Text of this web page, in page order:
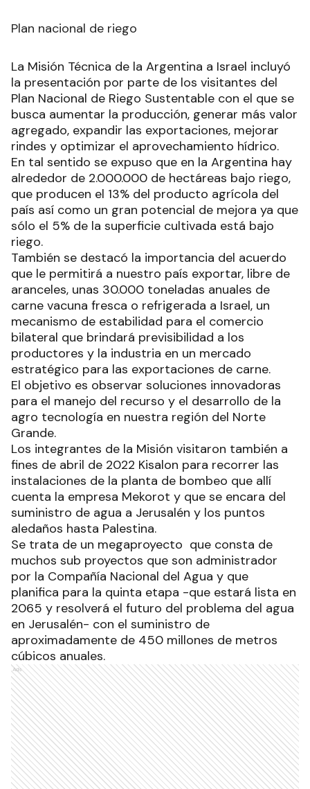
Plan nacional de riego
La Misión Técnica de la Argentina a Israel incluyó
la presentación por parte de los visitantes del
Plan Nacional de Riego Sustentable con el que se
busca aumentar la producción, generar más valor
agregado, expandir las exportaciones, mejorar
rindes y optimizar el aprovechamiento hídrico.
En tal sentido se expuso que en la Argentina hay
alrededor de 2.000.000 de hectáreas bajo riego,
que producen el 13% del producto agrícola del
país así como un gran potencial de mejora ya que
sólo el 5% de la superficie cultivada está bajo
riego.
También se destacó la importancia del acuerdo
que le permitirá a nuestro país exportar, libre de
aranceles, unas 30.000 toneladas anuales de
carne vacuna fresca o refrigerada a Israel, un
mecanismo de estabilidad para el comercio
bilateral que brindará previsibilidad a los
productores y la industria en un mercado
estratégico para las exportaciones de carne.
El objetivo es observar soluciones innovadoras
para el manejo del recurso y el desarrollo de la
agro tecnología en nuestra región del Norte
Grande.
Los integrantes de la Misión visitaron también a
fines de abril de 2022 Kisalon para recorrer las
instalaciones de la planta de bombeo que allí
cuenta la empresa Mekorot y que se encara del
suministro de agua a Jerusalén y los puntos
aledaños hasta Palestina.
Se trata de un megaproyecto que consta de
muchos sub proyectos que son administrador
por la Compañía Nacional del Agua y que
planifica para la quinta etapa -que estará lista en
2065 y resolverá el futuro del problema del agua
en Jerusalén- con el suministro de
aproximadamente de 450 millones de metros
cúbicos anuales.
Ads